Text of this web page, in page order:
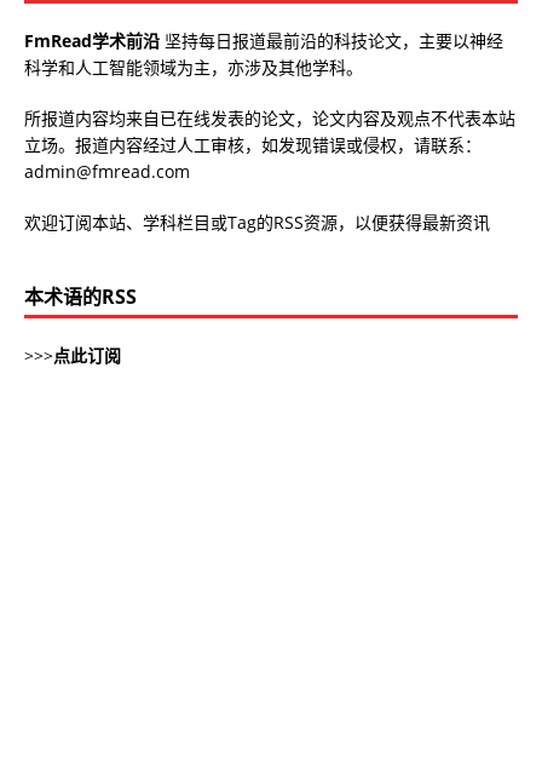
FmRead学术前沿 坚持每日报道最前沿的科技论文，主要以神经
科学和人工智能领域为主，亦涉及其他学科。
所报道内容均来自已在线发表的论文，论文内容及观点不代表本站
立场。报道内容经过人工审核，如发现错误或侵权，请联系：
admin@fmread.com
欢迎订阅本站、学科栏目或Tag的RSS资源，以便获得最新资讯
本术语的RSS
>>>点此订阅